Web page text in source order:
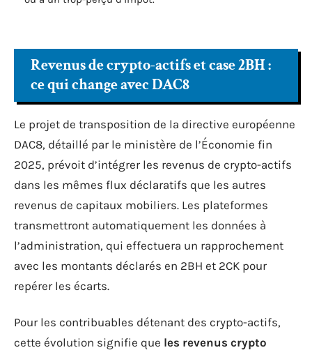
Revenus de crypto-actifs et case 2BH :
ce qui change avec DAC8
Le projet de transposition de la directive européenne
DAC8, détaillé par le ministère de l’Économie fin
2025, prévoit d’intégrer les revenus de crypto-actifs
dans les mêmes flux déclaratifs que les autres
revenus de capitaux mobiliers. Les plateformes
transmettront automatiquement les données à
l’administration, qui effectuera un rapprochement
avec les montants déclarés en 2BH et 2CK pour
repérer les écarts.
Pour les contribuables détenant des crypto-actifs,
cette évolution signifie que les revenus crypto